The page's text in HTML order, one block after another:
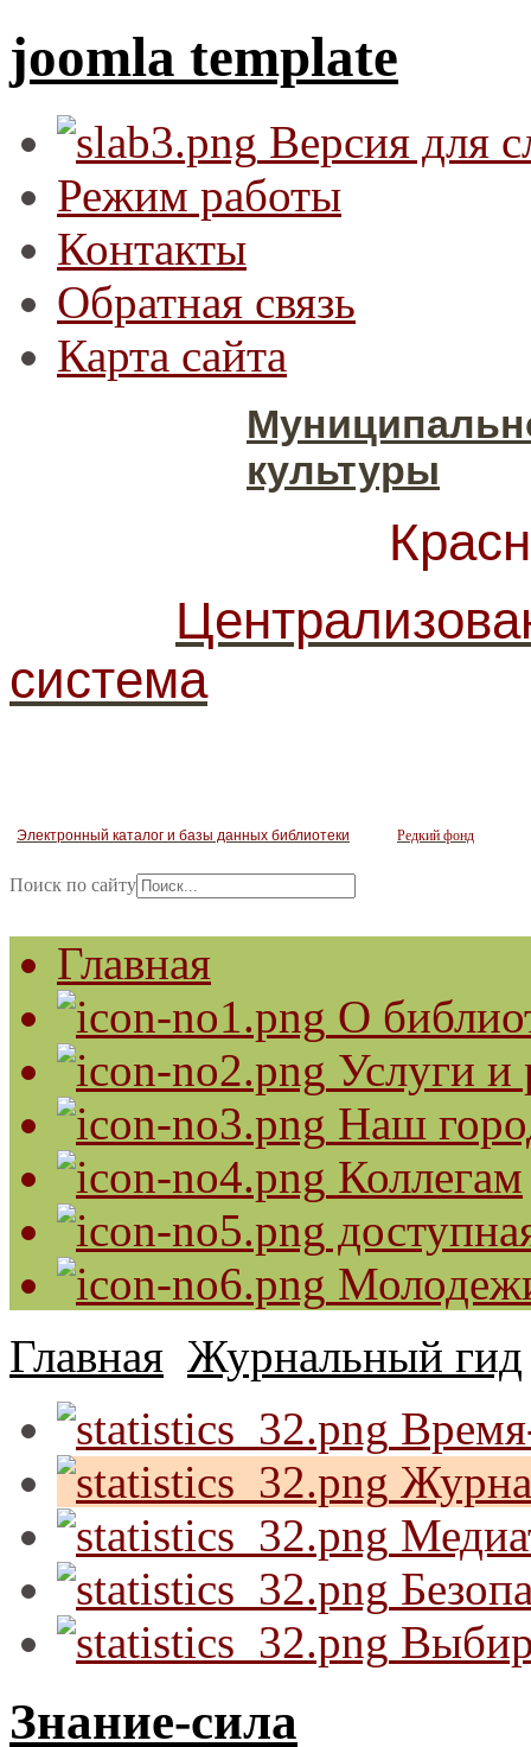
joomla template
Версия для
Режим работы
Контакты
Обратная связь
Карта сайта
культуры
система
Электронный каталог и базы данных библиотеки Редкий фонд
Поиск по сайту
Главная
О
Услуги и
Наш
Коллегам
Главная Журнальный гид
Знание-сила